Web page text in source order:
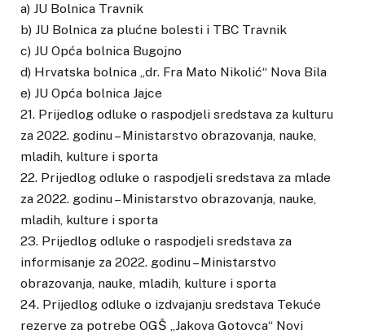
a) JU Bolnica Travnik
b) JU Bolnica za plućne bolesti i TBC Travnik
c) JU Opća bolnica Bugojno
d) Hrvatska bolnica „dr. Fra Mato Nikolić“ Nova Bila
e) JU Opća bolnica Jajce
21. Prijedlog odluke o raspodjeli sredstava za kulturu
za 2022. godinu – Ministarstvo obrazovanja, nauke,
mladih, kulture i sporta
22. Prijedlog odluke o raspodjeli sredstava za mlade
za 2022. godinu – Ministarstvo obrazovanja, nauke,
mladih, kulture i sporta
23. Prijedlog odluke o raspodjeli sredstava za
informisanje za 2022. godinu – Ministarstvo
obrazovanja, nauke, mladih, kulture i sporta
24. Prijedlog odluke o izdvajanju sredstava Tekuće
rezerve za potrebe OGŠ „Jakova Gotovca“ Novi